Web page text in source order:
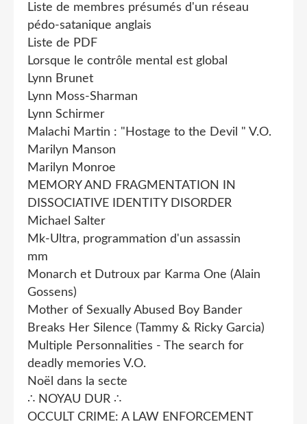
Liste de membres présumés d'un réseau
pédo-satanique anglais
Liste de PDF
Lorsque le contrôle mental est global
Lynn Brunet
Lynn Moss-Sharman
Lynn Schirmer
Malachi Martin : "Hostage to the Devil " V.O.
Marilyn Manson
Marilyn Monroe
MEMORY AND FRAGMENTATION IN
DISSOCIATIVE IDENTITY DISORDER
Michael Salter
Mk-Ultra, programmation d'un assassin
mm
Monarch et Dutroux par Karma One (Alain
Gossens)
Mother of Sexually Abused Boy Bander
Breaks Her Silence (Tammy & Ricky Garcia)
Multiple Personnalities - The search for
deadly memories V.O.
Noël dans la secte
∴ NOYAU DUR ∴
OCCULT CRIME: A LAW ENFORCEMENT